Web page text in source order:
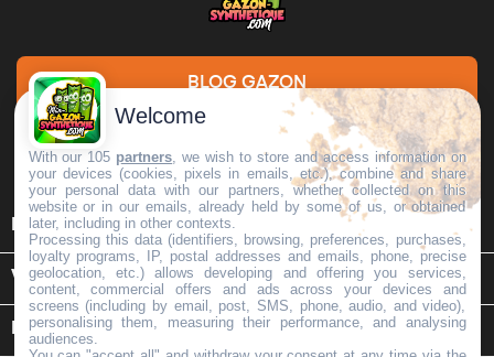
BLOG GAZON
DEMANDE DE DEVIS
INFORMATIONS 
VOTRE COMPTE 
INFORMATIONS SUR LE MAGASIN keyboard_arrow_down
Welcome
With our 105 partners , we wish to store and access information on
your devices (cookies, pixels in emails, etc.), combine and share
your personal data with our partners, whether collected on this
website or in our emails, already held by some of us, or obtained
later, including in other contexts.
Processing this data (identifiers, browsing, preferences, purchases,
loyalty programs, IP, postal addresses and emails, phone, precise
geolocation, etc.) allows developing and offering you services,
content, commercial offers and ads across your devices and
screens (including by email, post, SMS, phone, audio, and video),
personalising them, measuring their performance, and analysing
audiences.